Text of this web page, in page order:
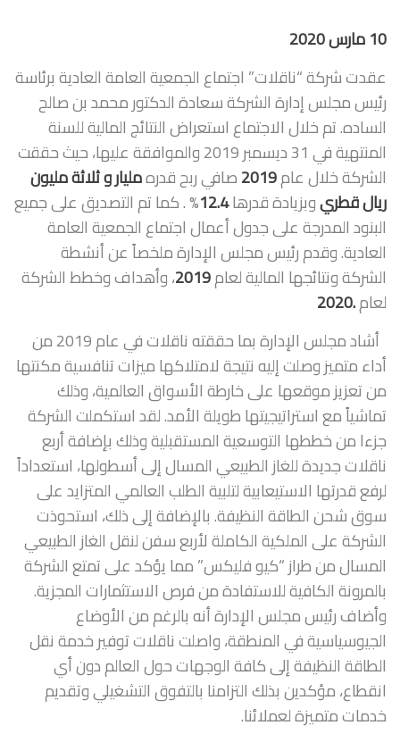
10 مارس 2020
عقدت شركة “ناقلات” اجتماع الجمعية العامة العادية برئاسة
رئيس مجلس إدارة الشركة سعادة الدكتور محمد بن صالح
الساده. تم خلال الاجتماع استعراض النتائج المالية للسنة
المنتهية في 31 ديسمبر 2019 والموافقة عليها، حيث حققت
الشركة خلال عام2019صافي ربح قدرهمليار و ثلاثة مليون
ريال قطريوبزيادة قدرها12.4% . كما تم التصديق على جميع
البنود المدرجة على جدول أعمال اجتماع الجمعية العامة
العادية. وقدم رئيس مجلس الإدارة ملخصاً عن أنشطة
الشركة ونتائجها المالية لعام2019، وأهداف وخطط الشركة
لعام.2020
أشاد مجلس الإدارة بما حققته ناقلات في عام 2019 من
أداء متميز وصلت إليه نتيجة لامتلاكها ميزات تنافسية مكنتها
من تعزيز موقعها على خارطة الأسواق العالمية، وذلك
تماشياً مع استراتيجيتها طويلة الأمد. لقد استكملت الشركة
جزءا من خططها التوسعية المستقبلية وذلك بإضافة أربع
ناقلات جديدة للغاز الطبيعي المسال إلى أسطولها، استعداداً
لرفع قدرتها الاستيعابية لتلبية الطلب العالمي المتزايد على
سوق شحن الطاقة النظيفة. بالإضافة إلى ذلك، استحوذت
الشركة على الملكية الكاملة لأربع سفن لنقل الغاز الطبيعي
المسال من طراز “كيو فليكس” مما يؤكد على تمتع الشركة
بالمرونة الكافية للاستفادة من فرص الاستثمارات المجزية.
وأضاف رئيس مجلس الإدارة أنه بالرغم من الأوضاع
الجيوسياسية في المنطقة، واصلت ناقلات توفير خدمة نقل
الطاقة النظيفة إلى كافة الوجهات حول العالم دون أي
انقطاع، مؤكدين بذلك التزامنا بالتفوق التشغيلي وتقديم
خدمات متميزة لعملائنا.